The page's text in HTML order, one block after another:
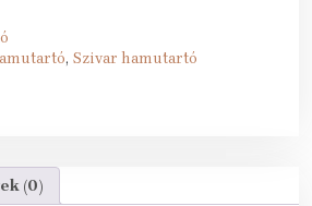
, Szivar hamutartó
(0)